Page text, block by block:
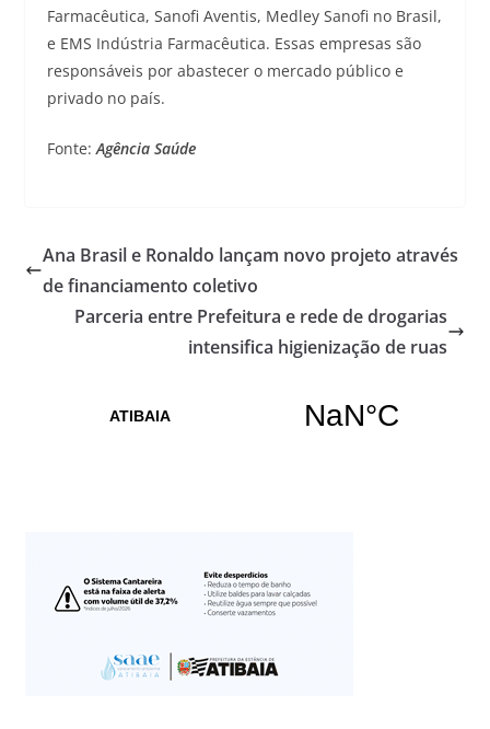
Farmacêutica, Sanofi Aventis, Medley Sanofi no Brasil,
e EMS Indústria Farmacêutica. Essas empresas são
responsáveis por abastecer o mercado público e
privado no país.
Fonte: Agência Saúde
Ana Brasil e Ronaldo lançam novo projeto através
de financiamento coletivo
Parceria entre Prefeitura e rede de drogarias
intensifica higienização de ruas